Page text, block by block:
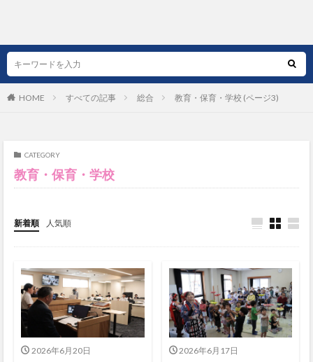
HOME すべての記事 総合 教育・保育・学校 (ページ3)
CATEGORY
教育・保育・学校
新着順 人気順
2026年6月20日 2026年6月17日